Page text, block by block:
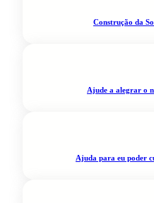
Construção da
Ajude a alegrar o
Ajuda para eu poder